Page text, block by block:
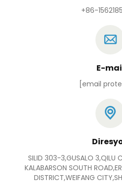
+86-
E-
[email
SILID 303-3,GUSALO 3,QILU
KALABARSON SOUTH
DISTRICT,WEIFANG